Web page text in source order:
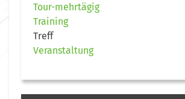
Tour-mehrtägig
Training
Treff
Veranstaltung